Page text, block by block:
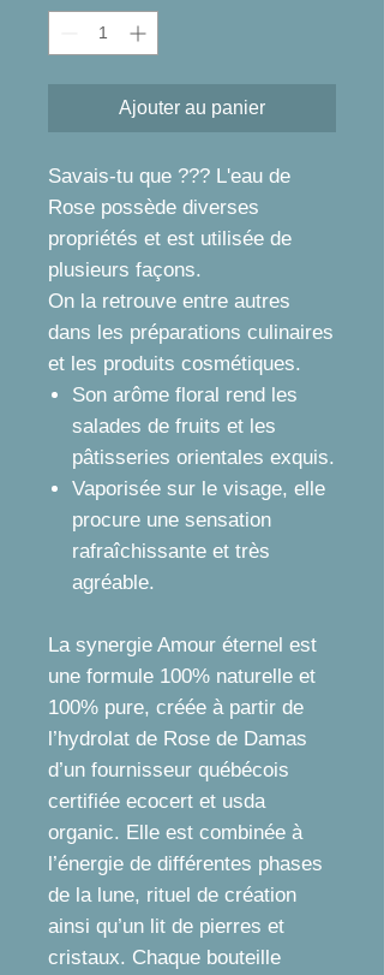
Ajouter au panier
Savais-tu que ??? L'eau de
Rose possède diverses
propriétés et est utilisée de
plusieurs façons.
On la retrouve entre autres
dans les préparations culinaires
et les produits cosmétiques.
Son arôme floral rend les
salades de fruits et les
pâtisseries orientales exquis.
Vaporisée sur le visage, elle
procure une sensation
rafraîchissante et très
agréable.
La synergie Amour éternel est
une formule 100% naturelle et
100% pure, créée à partir de
l’hydrolat de Rose de Damas
d’un fournisseur québécois
certifiée ecocert et usda
organic. Elle est combinée à
l’énergie de différentes phases
de la lune, rituel de création
ainsi qu’un lit de pierres et
cristaux. Chaque bouteille